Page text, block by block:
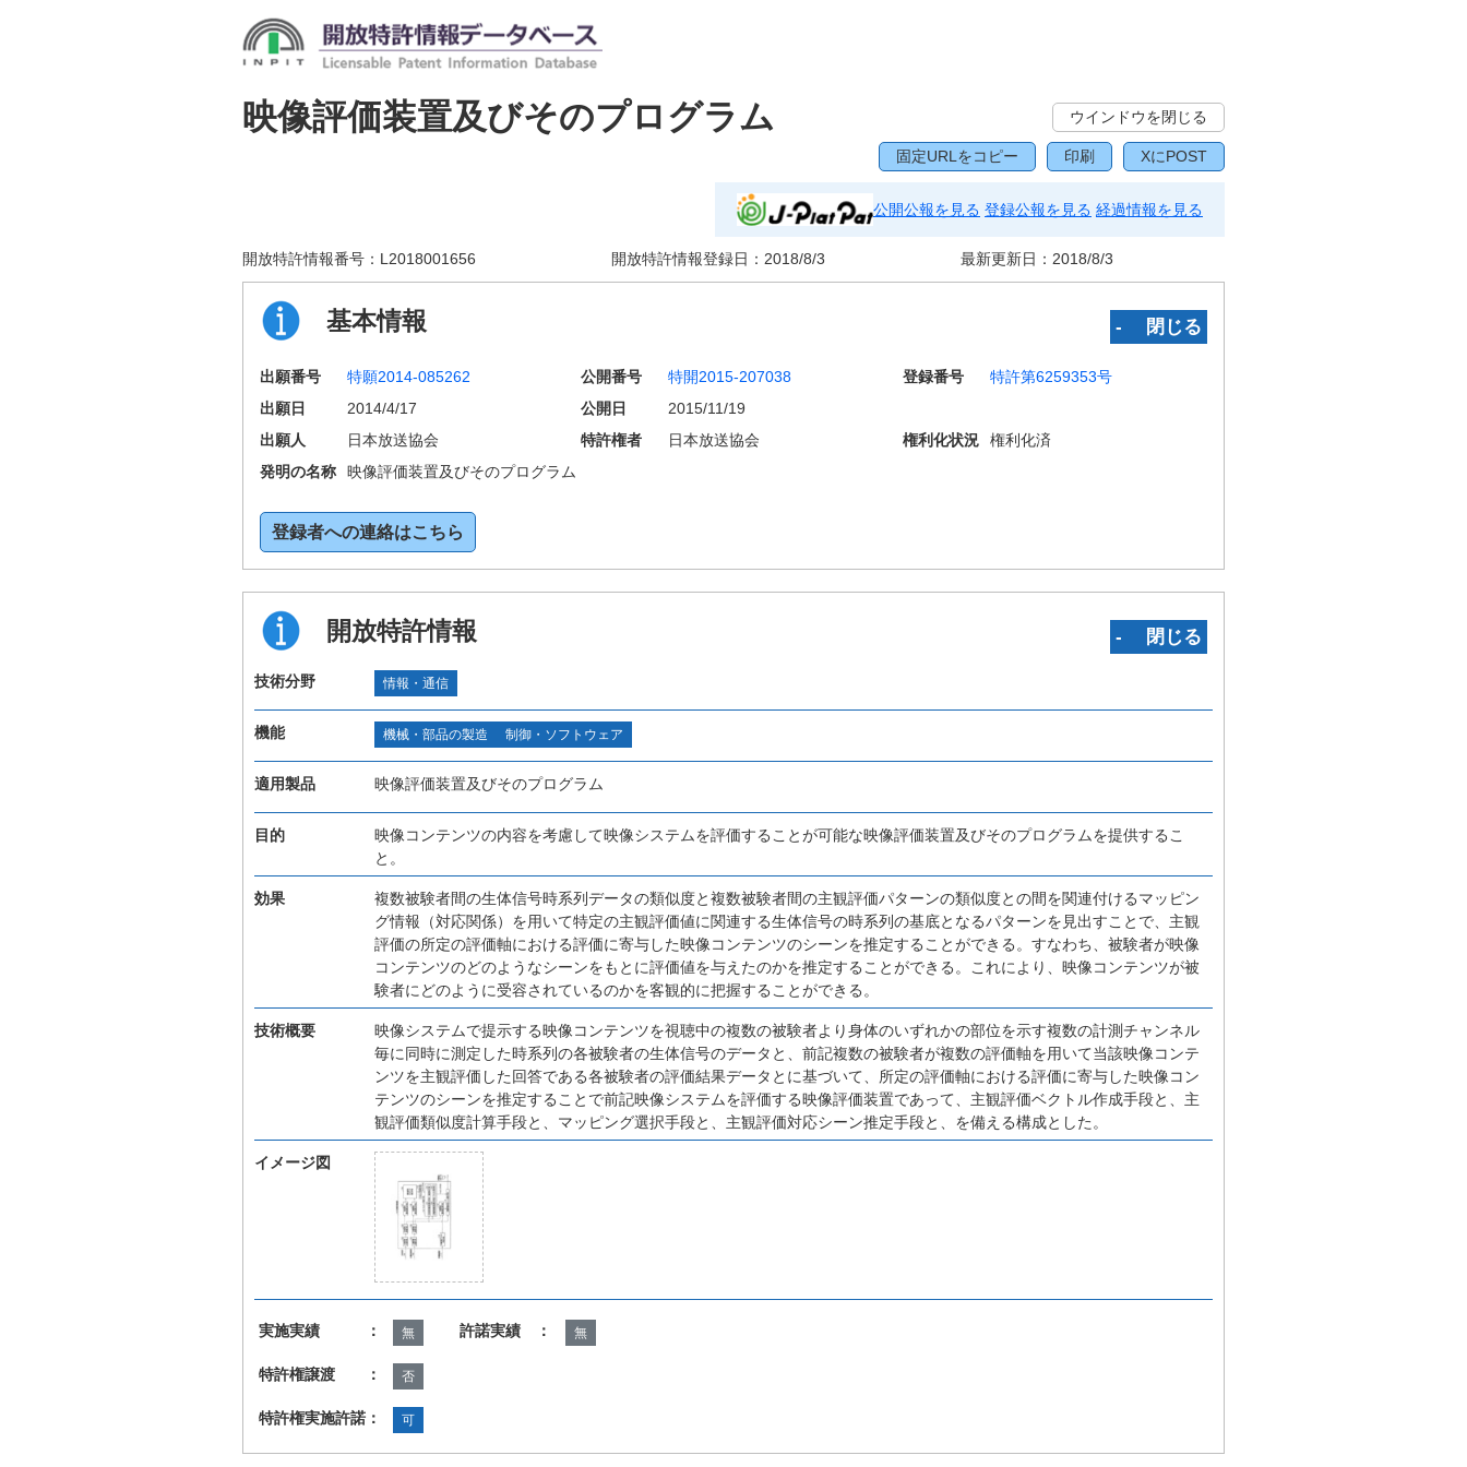
映像評価装置及びそのプログラム ウインドウを閉じる
固定URLをコピー 印刷 XにPOST
公開公報を見る 登録公報を見る 経過情報を見る
開放特許情報番号： L2018001656 開放特許情報登録日： 2018/8/3 最新更新日： 2018/8/3
基本情報 ‐ 閉じる
出願番号 特願2014-085262 公開番号 特開2015-207038 登録番号
特許第6259353号
出願日
2014/4/17 公開日
2015/11/19
出願人
日本放送協会 特許権者 日本放送協会 権利化状況
権利化済
発明の名称
映像評価装置及びそのプログラム
登録者への連絡はこちら
開放特許情報 ‐ 閉じる
技術分野 情報・通信
機能 機械・部品の製造 制御・ソフトウェア
適用製品 映像評価装置及びそのプログラム
目的
映像コンテンツの内容を考慮して映像システムを評価することが可能な映像評価装置及びそのプログラムを提供するこ
と。
効果
複数被験者間の生体信号時系列データの類似度と複数被験者間の主観評価パターンの類似度との間を関連付けるマッピン
グ情報（対応関係）を用いて特定の主観評価値に関連する生体信号の時系列の基底となるパターンを見出すことで、主観
評価の所定の評価軸における評価に寄与した映像コンテンツのシーンを推定することができる。すなわち、被験者が映像
コンテンツのどのようなシーンをもとに評価値を与えたのかを推定することができる。これにより、映像コンテンツが被
験者にどのように受容されているのかを客観的に把握することができる。
技術概要
映像システムで提示する映像コンテンツを視聴中の複数の被験者より身体のいずれかの部位を示す複数の計測チャンネル
毎に同時に測定した時系列の各被験者の生体信号のデータと、前記複数の被験者が複数の評価軸を用いて当該映像コンテ
ンツを主観評価した回答である各被験者の評価結果データとに基づいて、所定の評価軸における評価に寄与した映像コン
テンツのシーンを推定することで前記映像システムを評価する映像評価装置であって、主観評価ベクトル作成手段と、主
観評価類似度計算手段と、マッピング選択手段と、主観評価対応シーン推定手段と、を備える構成とした。
イメージ図
実施実績 ： 無 許諾実績 ： 無
特許権譲渡 ： 否
特許権実施許諾： 可